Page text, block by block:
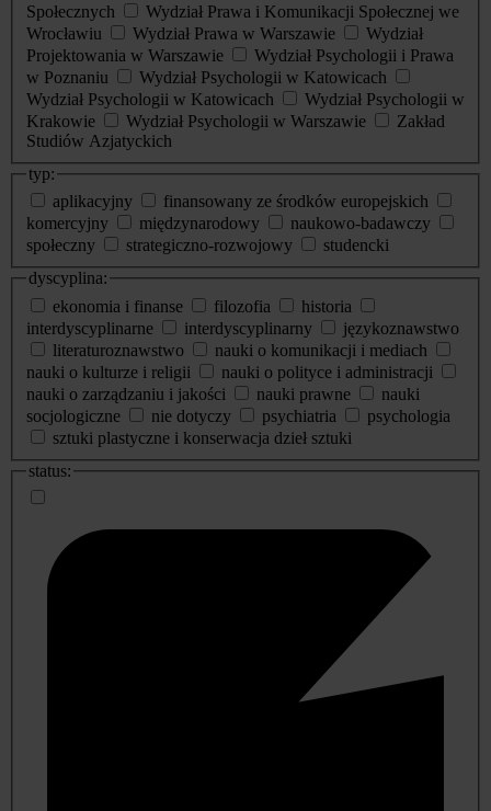
Społecznych
Wydział Prawa i Komunikacji Społecznej we
Wrocławiu
Wydział Prawa w Warszawie
Wydział
Projektowania w Warszawie
Wydział Psychologii i Prawa
w Poznaniu
Wydział Psychologii w Katowicach
Wydział Psychologii w Katowicach
Wydział Psychologii w
Krakowie
Wydział Psychologii w Warszawie
Zakład
Studiów Azjatyckich
typ:
aplikacyjny
finansowany ze środków europejskich
komercyjny
międzynarodowy
naukowo-badawczy
społeczny
strategiczno-rozwojowy
studencki
dyscyplina:
ekonomia i finanse
filozofia
historia
interdyscyplinarne
interdyscyplinarny
językoznawstwo
literaturoznawstwo
nauki o komunikacji i mediach
nauki o kulturze i religii
nauki o polityce i administracji
nauki o zarządzaniu i jakości
nauki prawne
nauki
socjologiczne
nie dotyczy psychiatria
psychologia
sztuki plastyczne i konserwacja dzieł sztuki
status: